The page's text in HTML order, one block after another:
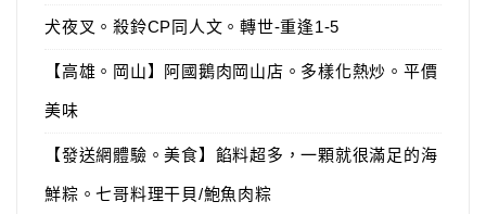
犬夜叉。殺鈴CP同人文。轉世-重逢1-5
【高雄。岡山】阿國鵝肉岡山店。多樣化熱炒。平價
美味
【發送網體驗。美食】餡料超多，一顆就很滿足的海
鮮粽。七哥料理干貝/鮑魚肉粽